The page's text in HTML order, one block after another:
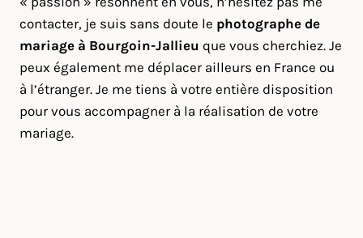
contacter, je suis sans doute le photographe de
mariage à Bourgoin-Jallieu que vous cherchiez. Je
peux également me déplacer ailleurs en France ou
à l’étranger. Je me tiens à votre entière disposition
pour vous accompagner à la réalisation de votre
mariage.